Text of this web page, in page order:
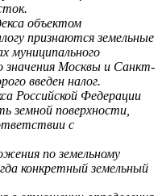
объектом
признаются земельные
муниципального
значения Москвы и Санкт-
введен налог.
Российской Федерации
земной поверхности,
с
по земельному
конкретный земельный